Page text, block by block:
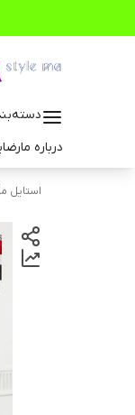
درباره ما
استایل ما